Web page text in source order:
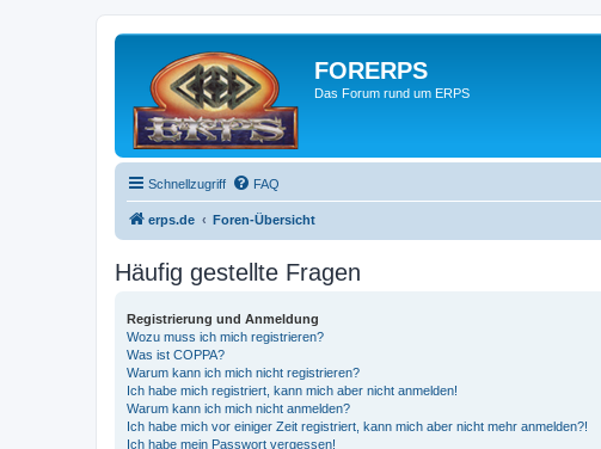
FORERPS
Das Forum rund um ERPS
Schnellzugriff FAQ
erps.de Foren-Übersicht
Häufig gestellte Fragen
Registrierung und Anmeldung
Wozu muss ich mich registrieren?
Was ist COPPA?
Warum kann ich mich nicht registrieren?
Ich habe mich registriert, kann mich aber nicht anmelden!
Warum kann ich mich nicht anmelden?
Ich habe mich vor einiger Zeit registriert, kann mich aber nicht mehr anmelden?!
Ich habe mein Passwort vergessen!